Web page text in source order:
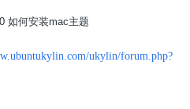
ukylin/forum.php?